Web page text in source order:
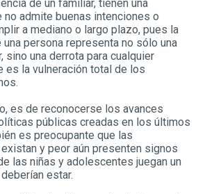
de un familiar, tienen una
admite buenas intenciones o
a mediano o largo plazo, pues la
persona representa no sólo una
sino una derrota para cualquier
es la vulneración total de los
es de reconocerse los avances
públicas creadas en los últimos
es preocupante que las
y peor aún presenten signos
las niñas y adolescentes juegan un
estar.